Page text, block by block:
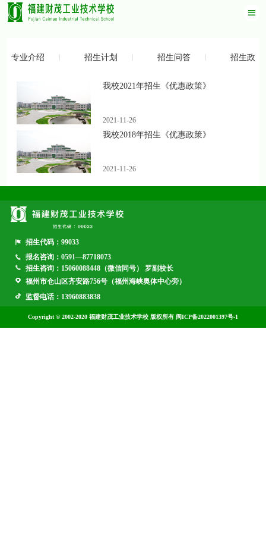
专业介绍 招生计划 招生问答 招生政策
我校2021年招生《优惠政策》
2021-11-26
我校2018年招生《优惠政策》
2021-11-26
招生代码：99033
报名咨询：0591—87718073
招生咨询：15060088448（微信同号） 罗副校长
福州市仓山区齐安路756号（福州海峡奥体中心旁）
监督电话：13960883838
Copyright © 2002-2020 福建财茂工业技术学校 版权所有 闽ICP备2022001397号-1